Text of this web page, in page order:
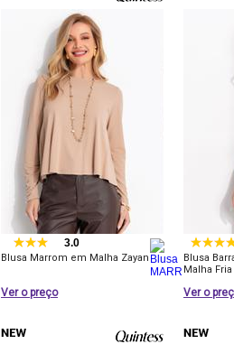
3.0
Blusa Marrom em Malha Zayan
Ver o preço
Blusa
Malha Fria
Ver o